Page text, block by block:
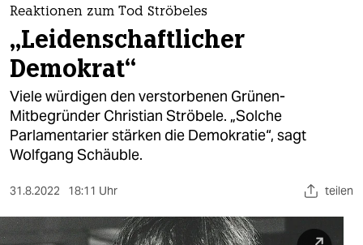
themen
politik
öko
gesellschaft
kultur
sport
berlin
Reaktionen zum Tod Ströbeles
„Leidenschaft­licher
Demokrat“
Viele würdigen den verstorbenen Grünen-
Mitbegründer Christian Ströbele. „Solche
Parlamentarier stärken die Demokratie“, sagt
Wolfgang Schäuble.
31.8.2022 18:11 Uhr teilen